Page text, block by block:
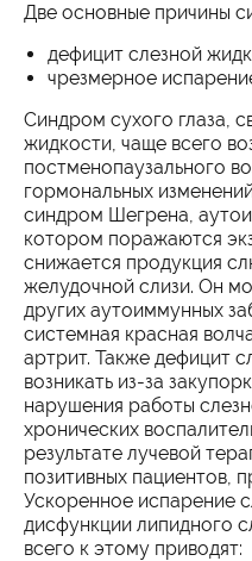
Две основные причины
дефицит слезной
чрезмерное
Синдром сухого глаза,
жидкости, чаще всего
постменопаузального
гормональных
синдром Шегрена,
котором поражаются
снижается продукция
желудочной слизи. Он
других аутоиммунных
системная красная
артрит. Также дефицит
возникать из-за
нарушения работы
хронических
результате лучевой
позитивных пациентов,
Ускоренное испарение
дисфункции липидного
всего к этому приводят: